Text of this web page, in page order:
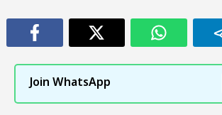
Join WhatsApp